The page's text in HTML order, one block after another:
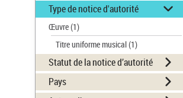
Type de notice d'autorité
Œuvre(1)
Titre uniforme musical(1)
Statut de la notice d’autorité
Pays